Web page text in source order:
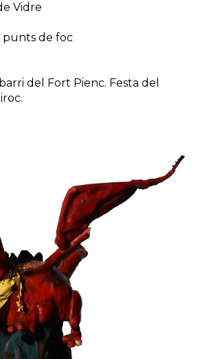
Vidre
punts de foc
del Fort Pienc. Festa del
.